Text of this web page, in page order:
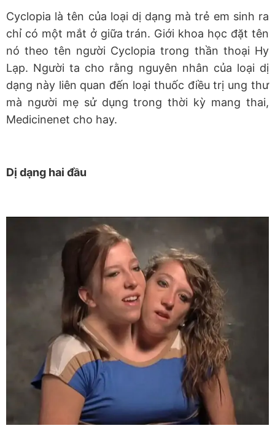
Cyclopia là tên của loại dị dạng mà trẻ em sinh ra
chỉ có một mắt ở giữa trán. Giới khoa học đặt tên
nó theo tên người Cyclopia trong thần thoại Hy
Lạp. Người ta cho rằng nguyên nhân của loại dị
dạng này liên quan đến loại thuốc điều trị ung thư
mà người mẹ sử dụng trong thời kỳ mang thai,
Medicinenet cho hay.
Dị dạng hai đầu